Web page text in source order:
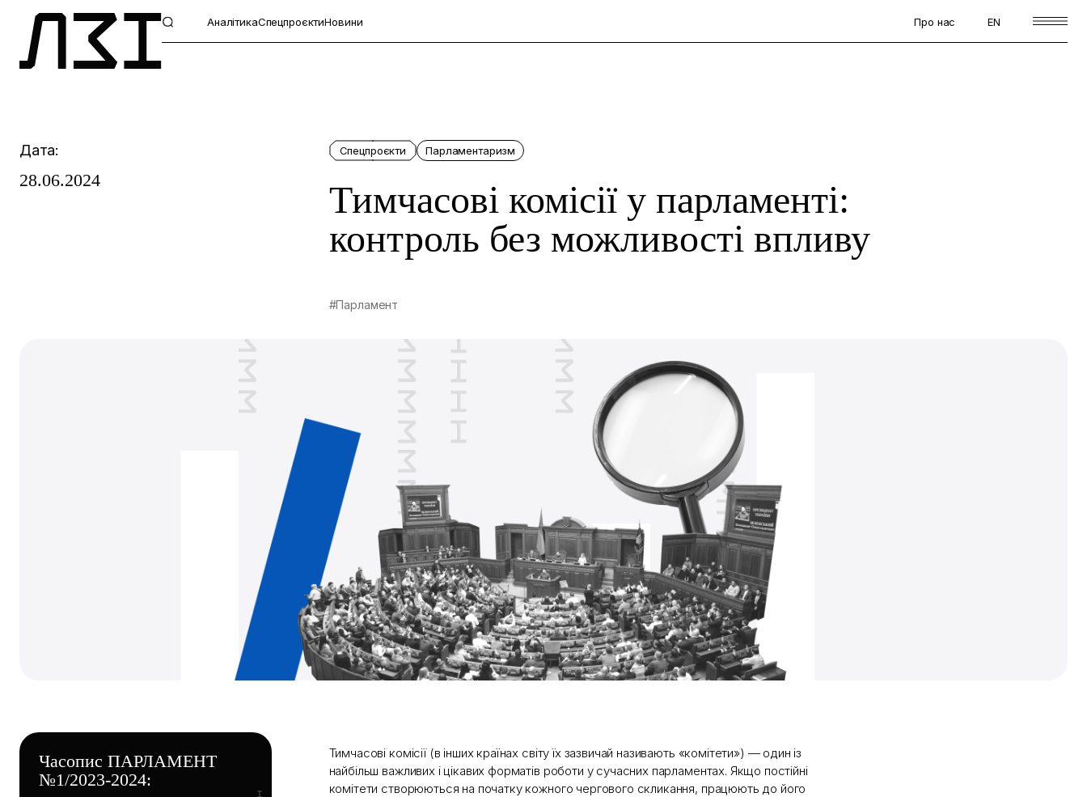
АналітикаСпецпроєктиНовини Про нас EN
Спецпроєкти Парламентаризм
Тимчасові комісії у парламенті:
контроль без можливості впливу
#Парламент
Дата:
28.06.2024
Часопис ПАРЛАМЕНТ
№1/2023-2024:
Тимчасові комісії (в інших країнах світу їх зазвичай називають «комітети») — один із
найбільш важливих і цікавих форматів роботи у сучасних парламентах. Якщо постійні
комітети створюються на початку кожного чергового скликання, працюють до його